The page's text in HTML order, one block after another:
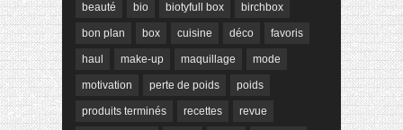
beauté bio biotyfull box birchbox
bon plan box cuisine déco favoris
haul make-up maquillage mode
motivation perte de poids poids
produits terminés recettes revue